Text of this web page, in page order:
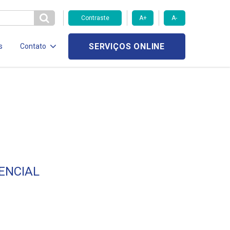
Contraste A+ A-
Contato SERVIÇOS ONLINE